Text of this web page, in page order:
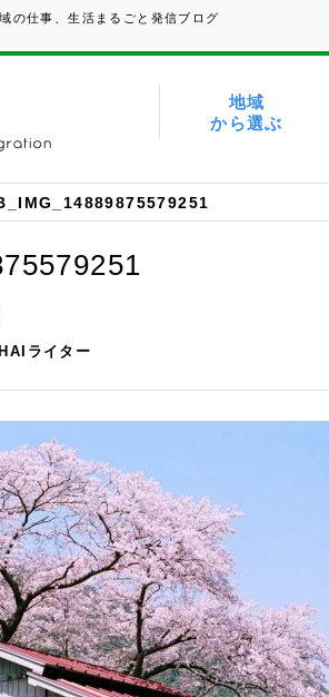
の仕事、生活まるごと発信ブログ
地域
から選ぶ
ライター